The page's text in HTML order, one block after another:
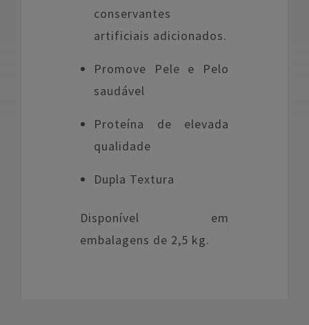
conservantes
artificiais adicionados.
Promove Pele e Pelo
saudável
Proteína de elevada
qualidade
Dupla Textura
Disponível em
embalagens de 2,5 kg.